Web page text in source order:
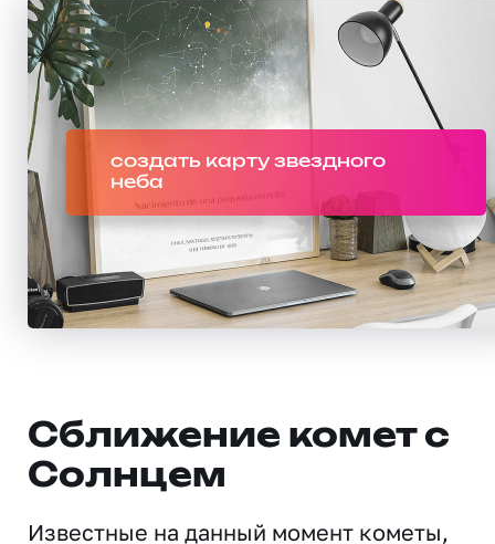
создать карту звездного
неба
Сближение комет с
Солнцем
Известные на данный момент кометы,